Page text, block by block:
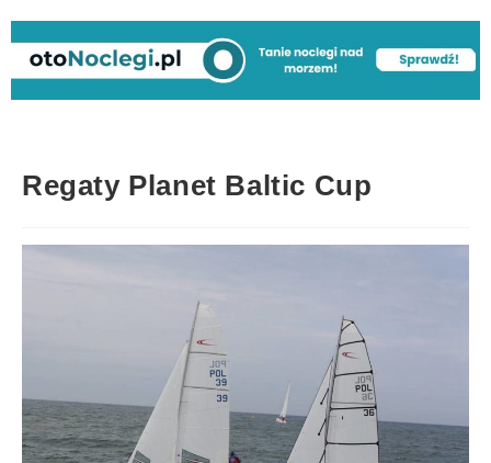
Regaty Planet Baltic Cup